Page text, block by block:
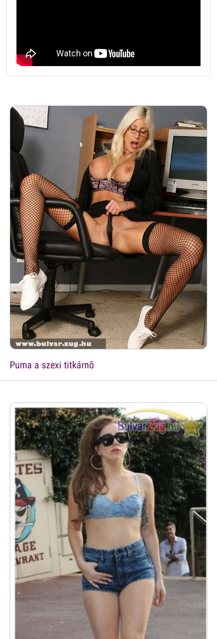
Puma a szexi titkárnõ